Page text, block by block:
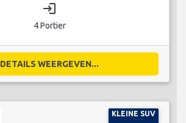
login
4 Portier
DETAILS WEERGEVEN...
KLEINE SUV